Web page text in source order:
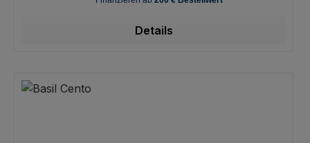
Fahrtrichtung des Rads.Details